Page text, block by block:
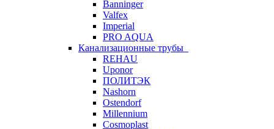
Banninger
Valfex
Imperial
PRO AQUA
Канализационные трубы
REHAU
Uponor
ПОЛИТЭК
Nashorn
Ostendorf
Millennium
Cosmoplast